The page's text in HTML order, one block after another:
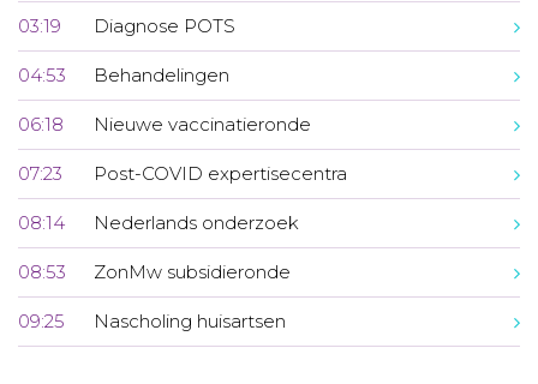
03:19 Diagnose POTS
04:53 Behandelingen
06:18 Nieuwe vaccinatieronde
07:23 Post-COVID expertisecentra
08:14 Nederlands onderzoek
08:53 ZonMw subsidieronde
09:25 Nascholing huisartsen